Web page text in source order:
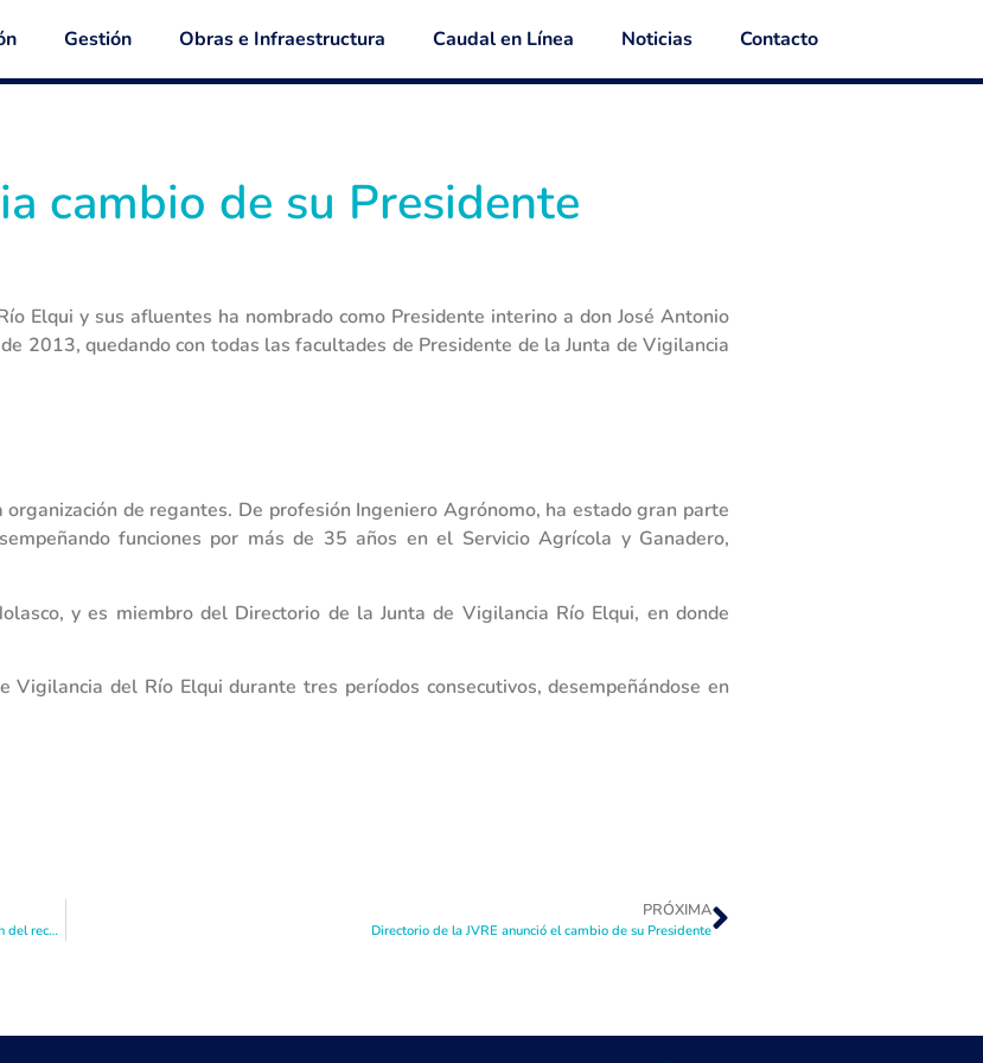
Gestión Obras e Infraestructura Caudal en Línea Noticias Contacto
cambio de su Presidente
Elqui y sus afluentes ha nombrado como Presidente interino a don José Antonio
2013, quedando con todas las facultades de Presidente de la Junta de Vigilancia
de regantes. De profesión Ingeniero Agrónomo, ha estado gran parte
funciones por más de 35 años en el Servicio Agrícola y Ganadero,
y es miembro del Directorio de la Junta de Vigilancia Río Elqui, en donde
del Río Elqui durante tres períodos consecutivos, desempeñándose en
Alberto Manzanares: “La JVRE ha sido un ejemplo sobre cómo realizar una correcta administración del recurso en épocas complejas como las que estamos viviendo”
PRÓXIMA
Directorio de la JVRE anunció el cambio de su Presidente